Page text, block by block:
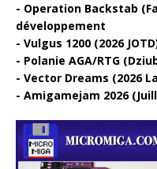
Operation Backstab
développement
Vulgus 1200 (2026
Polanie AGA/RTG
Vector Dreams (2026
Amigamejam 2026